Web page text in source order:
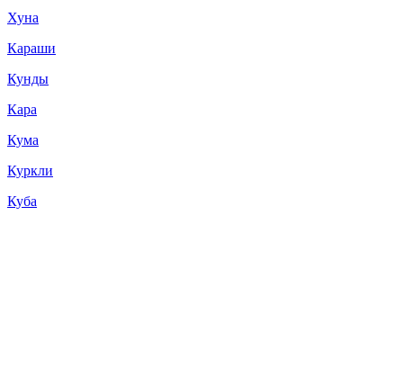
Хуна
Караши
Кунды
Кара
Кума
Куркли
Куба